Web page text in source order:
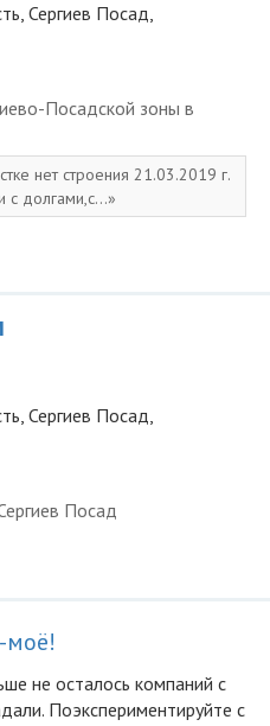
Сергиев Посад,
Посадской зоны в
нет строения 21.03.2019 г.
с долгами,с...
Сергиев Посад,
Посад
моё!
не осталоcь компаний с
Поэкспериментируйте с